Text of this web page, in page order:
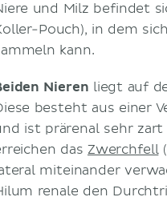
und Milz befindet
Pouch), in dem
kann.
Nieren liegt auf
besteht aus einer
ist prärenal sehr
das Zwerchfell
miteinander
renale den